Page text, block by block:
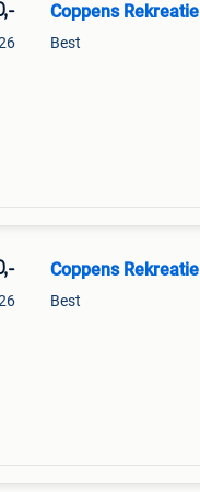
Coppens Rekreatie
Best
Coppens Rekreatie
Best